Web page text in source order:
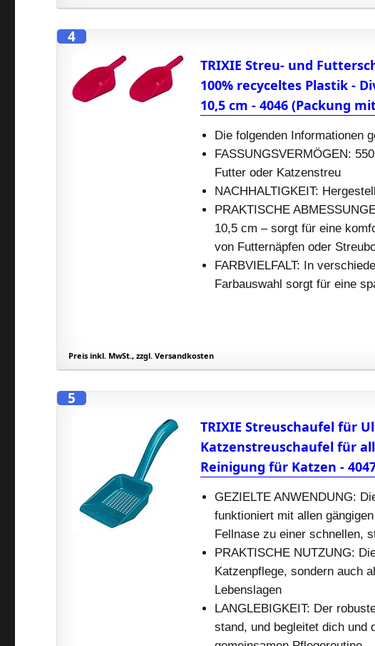
4
TRIXIE Streu- und
100% recyceltes Plastik -
10,5 cm - 4046 (Packung
Die folgenden Informationen
FASSUNGSVERMÖGEN:
Futter oder Katzenstreu
NACHHALTIGKEIT:
PRAKTISCHE
10,5 cm – sorgt für eine
von Futternäpfen oder
FARBVIELFALT: In
Farbauswahl sorgt für eine
Preis inkl. MwSt., zzgl. Versandkosten
5
TRIXIE Streuschaufel für
Katzenstreuschaufel für
Reinigung für Katzen -
GEZIELTE ANWENDUNG:
funktioniert mit allen
Fellnase zu einer schnellen,
PRAKTISCHE NUTZUNG:
Katzenpflege, sondern auch
Lebenslagen
LANGLEBIGKEIT: Der
stand, und begleitet dich und